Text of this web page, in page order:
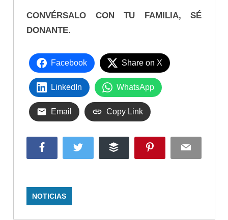
CONVÉRSALO CON TU FAMILIA, SÉ
DONANTE.
Facebook Share on X
LinkedIn WhatsApp
Email Copy Link
FacebookTwitter Buffer Pinterest Email
NOTICIAS